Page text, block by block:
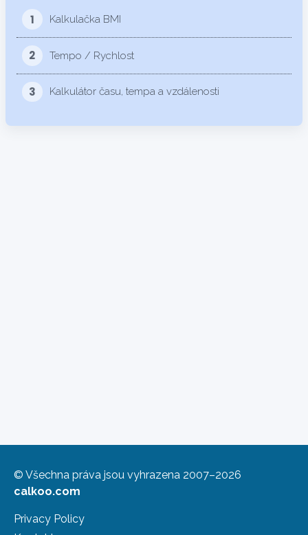
1 Kalkulačka BMI
2 Tempo / Rychlost
3 Kalkulátor času, tempa a vzdálenosti
© Všechna práva jsou vyhrazena 2007–2026
calkoo.com
Privacy Policy